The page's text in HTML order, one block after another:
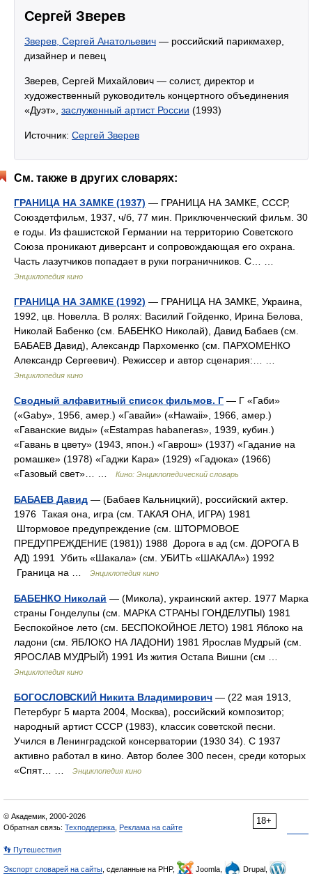
Сергей Зверев
Зверев, Сергей Анатольевич — российский парикмахер,
дизайнер и певец
Зверев, Сергей Михайлович — солист, директор и
художественный руководитель концертного объединения
«Дуэт», заслуженный артист России (1993)
Источник: Сергей Зверев
См. также в других словарях:
ГРАНИЦА НА ЗАМКЕ (1937) — ГРАНИЦА НА ЗАМКЕ, СССР,
Союздетфильм, 1937, ч/б, 77 мин. Приключенческий фильм. 30
е годы. Из фашистской Германии на территорию Советского
Союза проникают диверсант и сопровождающая его охрана.
Часть лазутчиков попадает в руки пограничников. С… …
Энциклопедия кино
ГРАНИЦА НА ЗАМКЕ (1992) — ГРАНИЦА НА ЗАМКЕ, Украина,
1992, цв. Новелла. В ролях: Василий Гойденко, Ирина Белова,
Николай Бабенко (см. БАБЕНКО Николай), Давид Бабаев (см.
БАБАЕВ Давид), Александр Пархоменко (см. ПАРХОМЕНКО
Александр Сергеевич). Режиссер и автор сценария:… …
Энциклопедия кино
Сводный алфавитный список фильмов. Г — Г «Габи»
(«Gaby», 1956, амер.) «Гавайи» («Hawaii», 1966, амер.)
«Гаванские виды» («Estampas habaneras», 1939, кубин.)
«Гавань в цвету» (1943, япон.) «Гаврош» (1937) «Гадание на
ромашке» (1978) «Гаджи Кара» (1929) «Гадюка» (1966)
«Газовый свет»… …
Кино: Энциклопедический словарь
БАБАЕВ Давид — (Бабаев Кальницкий), российский актер.
1976 Такая она, игра (см. ТАКАЯ ОНА, ИГРА) 1981
Штормовое предупреждение (см. ШТОРМОВОЕ
ПРЕДУПРЕЖДЕНИЕ (1981)) 1988 Дорога в ад (см. ДОРОГА В
АД) 1991 Убить «Шакала» (см. УБИТЬ «ШАКАЛА») 1992
Граница на …
Энциклопедия кино
БАБЕНКО Николай — (Микола), украинский актер. 1977 Марка
страны Гонделупы (см. МАРКА СТРАНЫ ГОНДЕЛУПЫ) 1981
Беспокойное лето (см. БЕСПОКОЙНОЕ ЛЕТО) 1981 Яблоко на
ладони (см. ЯБЛОКО НА ЛАДОНИ) 1981 Ярослав Мудрый (см.
ЯРОСЛАВ МУДРЫЙ) 1991 Из жития Остапа Вишни (см …
Энциклопедия кино
БОГОСЛОВСКИЙ Никита Владимирович — (22 мая 1913,
Петербург 5 марта 2004, Москва), российский композитор;
народный артист СССР (1983), классик советской песни.
Учился в Ленинградской консерватории (1930 34). С 1937
активно работал в кино. Автор более 300 песен, среди которых
«Спят… …
Энциклопедия кино
18+
© Академик, 2000-2026
Обратная связь: Техподдержка Реклама на сайте
👣 Путешествия
Экспорт словарей на сайты , сделанные на PHP, Joomla,
Drupal,